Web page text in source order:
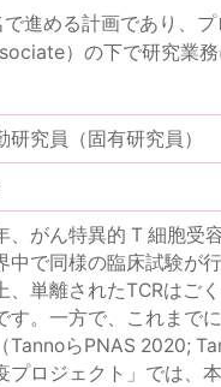
進める計画であり、
）の下で研究業務
研究員（固有研究員）
、がん特異的 T 細胞受
中で同様の臨床試験が
、単離されたTCRはご
す。一方で、これまで
TannoらPNAS 2020;
プロジェクト」では、